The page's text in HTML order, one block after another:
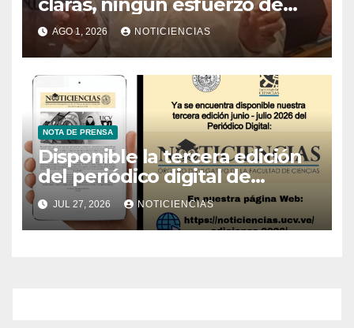
conservación rendirá frutos”
AGO 1, 2026 NOTICIENCIAS
NOTA DE PRENSA
Disponible la tercera edición
del periódico digital de
Noticiencias 2026
JUL 27, 2026 NOTICIENCIAS